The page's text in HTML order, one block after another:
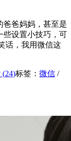
爸爸妈妈，甚至是
些设置小技巧，可
话，我用微信这
(24)标签： 微信 /